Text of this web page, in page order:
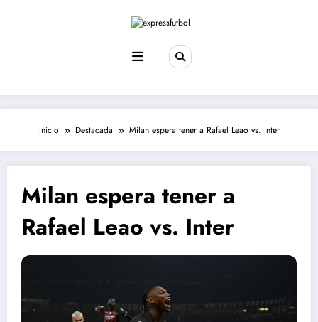
Inicio Destacada Milan espera tener a Rafael Leao vs. Inter
Milan espera tener a
Rafael Leao vs. Inter